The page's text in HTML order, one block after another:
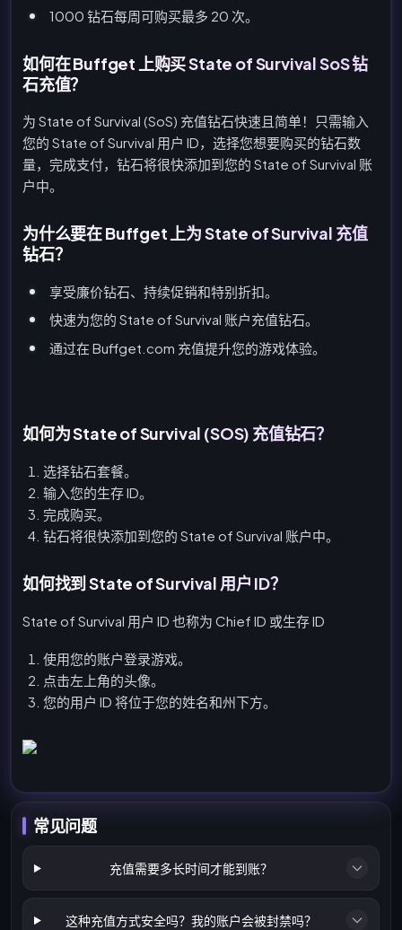
1000 钻石每周可购买最多 20 次。
如何在 Buffget 上购买 State of Survival SoS 钻
石充值？
为 State of Survival (SoS) 充值钻石快速且简单！只需输入
您的 State of Survival 用户 ID，选择您想要购买的钻石数
量，完成支付，钻石将很快添加到您的 State of Survival 账
户中。
为什么要在 Buffget 上为 State of Survival 充值
钻石？
享受廉价钻石、持续促销和特别折扣。
快速为您的 State of Survival 账户充值钻石。
通过在 Buffget.com 充值提升您的游戏体验。
如何为 State of Survival (SOS) 充值钻石？
选择钻石套餐。
输入您的生存 ID。
完成购买。
钻石将很快添加到您的 State of Survival 账户中。
如何找到 State of Survival 用户 ID？
State of Survival 用户 ID 也称为 Chief ID 或生存 ID
使用您的账户登录游戏。
点击左上角的头像。
您的用户 ID 将位于您的姓名和州下方。
常见问题
充值需要多长时间才能到账？
这种充值方式安全吗？我的账户会被封禁吗？